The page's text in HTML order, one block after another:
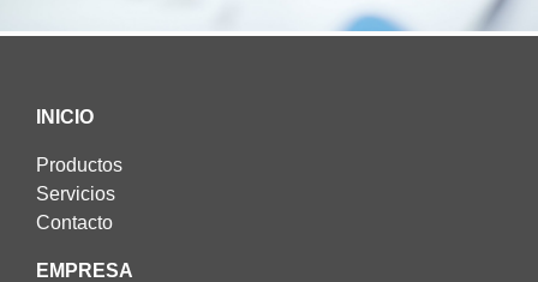
INICIO
Productos
Servicios
Contacto
EMPRESA